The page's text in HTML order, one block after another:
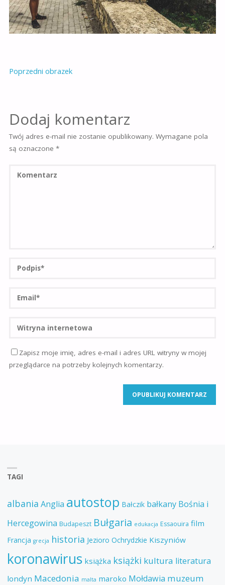
Poprzedni obrazek
Dodaj komentarz
Twój adres e-mail nie zostanie opublikowany. Wymagane pola
są oznaczone *
Zapisz moje imię, adres e-mail i adres URL witryny w mojej
przeglądarce na potrzeby kolejnych komentarzy.
TAGI
albania Anglia autostop Bałczik bałkany Bośnia i
Hercegowina Budapeszt Bułgaria edukacja Essaouira film
Francja grecja historia Jezioro Ochrydzkie Kiszyniów
koronawirus książka książki kultura literatura
londyn Macedonia malta maroko Mołdawia muzeum